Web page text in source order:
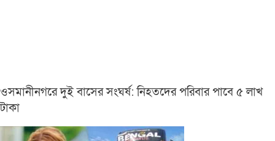
ওসমানীনগরে দুই বাসের সংঘর্ষ: নিহতদের পরিবার পাবে ৫ লাখ
টাকা